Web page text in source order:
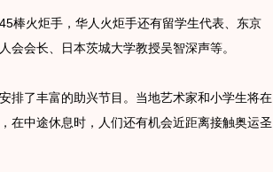
火炬手，华人火炬手还有留学生代表、东京
会会长、日本茨城大学教授吴智深声等。
了丰富的助兴节目。当地艺术家和小学生将在
在中途休息时，人们还有机会近距离接触奥运圣